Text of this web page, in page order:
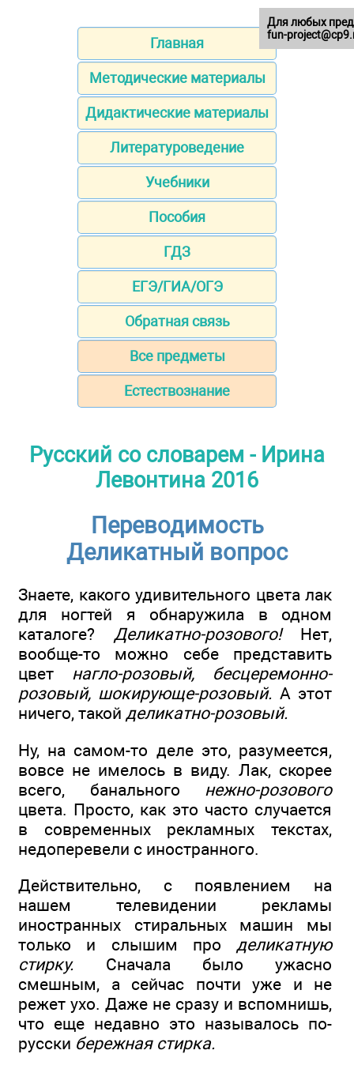
Главная
Методические материалы
Дидактические материалы
Литературоведение
Учебники
Пособия
ГДЗ
ЕГЭ/ГИА/ОГЭ
Обратная связь
Все предметы
Естествознание
Русский со словарем - Ирина
Левонтина 2016
Переводимость
Деликатный вопрос
Знаете, какого удивительного цвета лак
для ногтей я обнаружила в одном
каталоге? Деликатно-розового!Нет,
вообще-то можно себе представить
цвет нагло-розовый, бесцеремонно-
розовый, шокирующе-розовый. А этот
ничего, такой деликатно-розовый.
Ну, на самом-то деле это, разумеется,
вовсе не имелось в виду. Лак, скорее
всего, банального нежно-розового
цвета. Просто, как это часто случается
в современных рекламных текстах,
недоперевели с иностранного.
Действительно, с появлением на
нашем телевидении рекламы
иностранных стиральных машин мы
только и слышим про деликатную
стирку. Сначала было ужасно
смешным, а сейчас почти уже и не
режет ухо. Даже не сразу и вспомнишь,
что еще недавно это называлось по-
русски бережная стирка.
Для любых
fun-